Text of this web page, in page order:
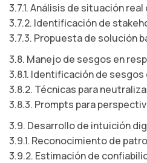
3.7.1. Análisis de situación
3.7.2. Identificación de
3.7.3. Propuesta de solución
3.8. Manejo de sesgos en
3.8.1. Identificación de
3.8.2. Técnicas para
3.8.3. Prompts para
3.9. Desarrollo de intuición
3.9.1. Reconocimiento de
3.9.2. Estimación de